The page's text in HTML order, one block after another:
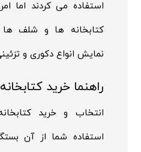
استفاده می کردند اما
کتابخانه ها و شلف ها
نمایش انواع دکوری و
راهنما خرید
انتخاب و خرید
استفاده شما از آن